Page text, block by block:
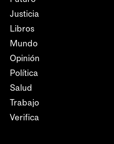
Justicia
Libros
Mundo
Opinión
Política
Salud
Trabajo
Verifica